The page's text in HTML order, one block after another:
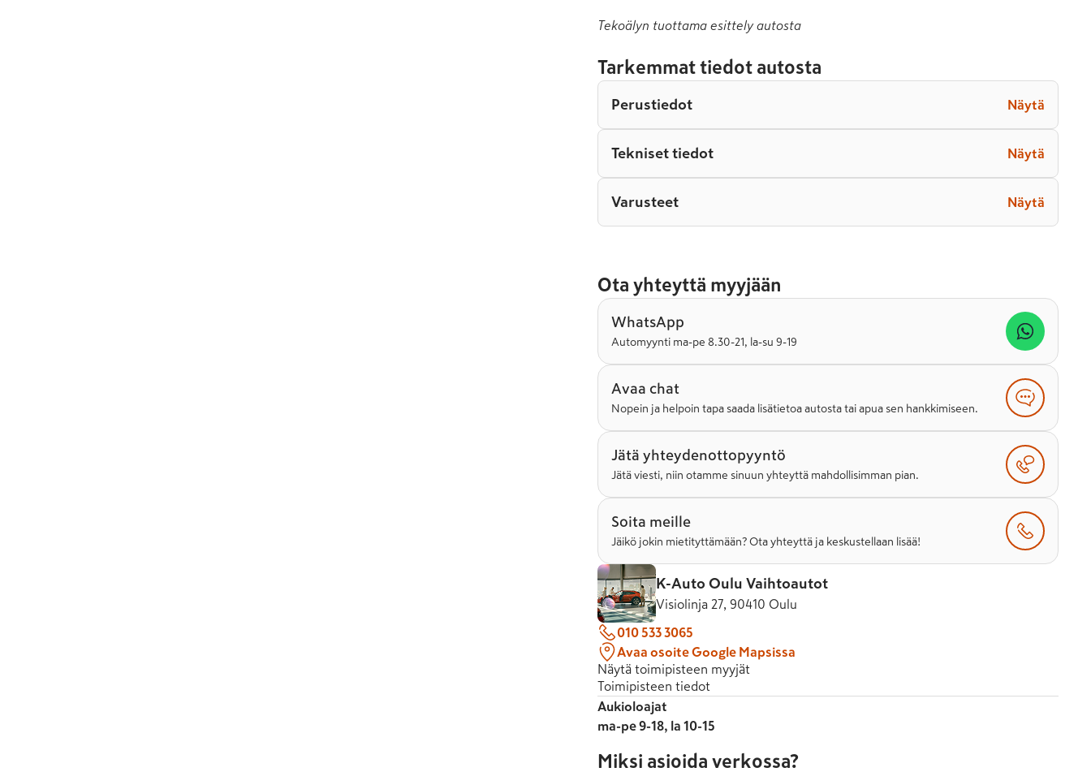
Tekoälyn tuottama esittely autosta
Tarkemmat tiedot autosta
Perustiedot Näytä
Tekniset tiedot Näytä
Varusteet Näytä
Ota yhteyttä myyjään
WhatsApp
Automyynti ma-pe 8.30-21, la-su 9-19
Avaa chat
Nopein ja helpoin tapa saada lisätietoa autosta tai apua sen hankkimiseen.
Jätä yhteydenottopyyntö
Jätä viesti, niin otamme sinuun yhteyttä mahdollisimman pian.
Soita meille
Jäikö jokin mietityttämään? Ota yhteyttä ja keskustellaan lisää!
K-Auto Oulu Vaihtoautot
Visiolinja 27, 90410 Oulu
010 533 3065
Avaa osoite Google Mapsissa
Näytä toimipisteen myyjät
Toimipisteen tiedot
Aukioloajat
ma-pe 9-18, la 10-15
Miksi asioida verkossa?